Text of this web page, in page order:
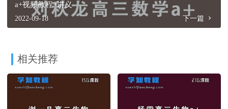
a+视频教程+讲义
2022-09-18 下一篇
相关推荐